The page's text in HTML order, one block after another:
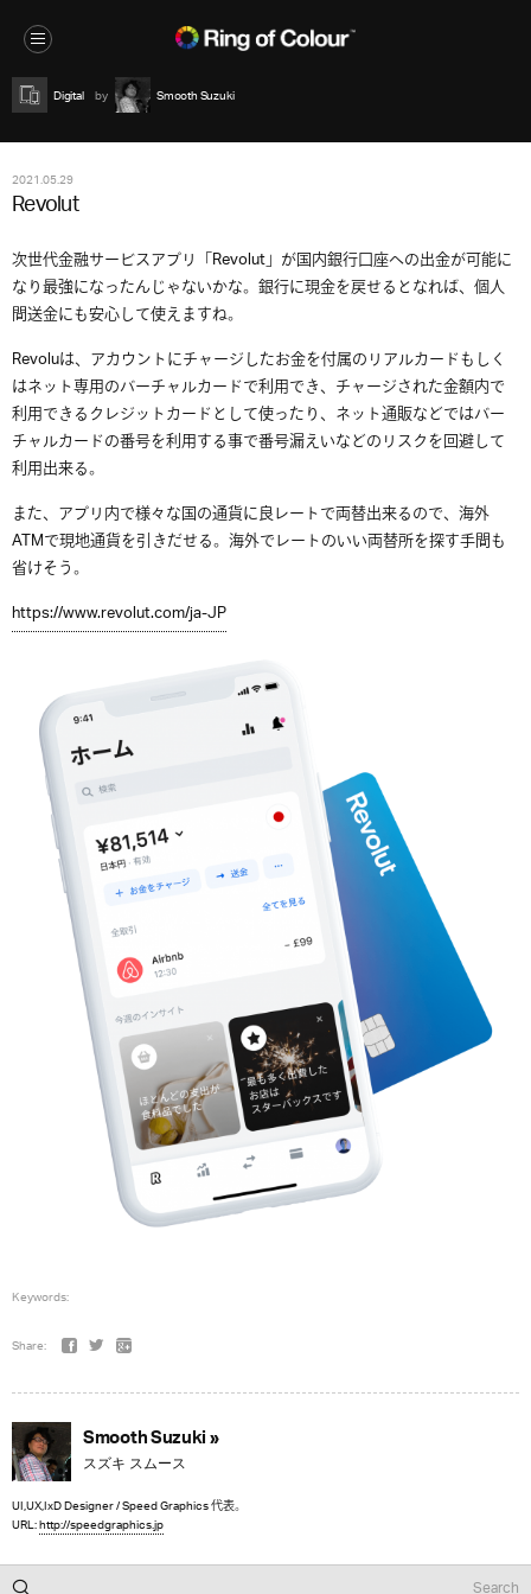
Digital Smooth Suzuki
2021.05.29
Revolut
次世代金融サービスアプリ「Revolut」が国内銀行口座への出金が可能に
なり最強になったんじゃないかな。銀行に現金を戻せるとなれば、個人
間送金にも安心して使えますね。
Revoluは、アカウントにチャージしたお金を付属のリアルカードもしく
はネット専用のバーチャルカードで利用でき、チャージされた金額内で
利用できるクレジットカードとして使ったり、ネット通販などではバー
チャルカードの番号を利用する事で番号漏えいなどのリスクを回避して
利用出来る。
また、アプリ内で様々な国の通貨に良レートで両替出来るので、海外
ATMで現地通貨を引きだせる。海外でレートのいい両替所を探す手間も
省けそう。
https://www.revolut.com/ja-JP
Keywords:
Share:
Smooth Suzuki »
スズキ スムース
UI,UX,IxD Designer / Speed Graphics 代表。
URL:http://speedgraphics.jp